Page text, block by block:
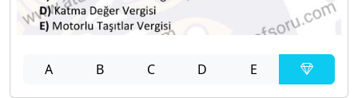
A B C D E